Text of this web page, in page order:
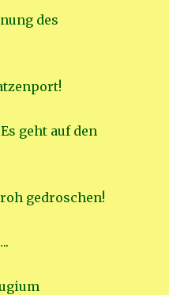
des
geht auf den
gedroschen!